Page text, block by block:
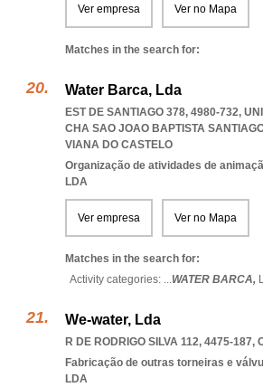
Ver empresa Ver no Mapa
Matches in the search for:
Water Barca, Lda
EST DE SANTIAGO 378, 4980-732,
CHA SAO JOAO BAPTISTA
VIANA DO CASTELO
Organização de atividades de
LDA
Ver empresa Ver no Mapa
Matches in the search for:
Activity categories: ...WATER BARCA,
We-water, Lda
R DE RODRIGO SILVA 112, 4475-187,
Fabricação de outras torneiras e
LDA